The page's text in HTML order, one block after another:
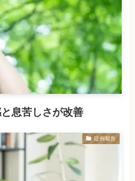
息苦しさが改善
症例報告